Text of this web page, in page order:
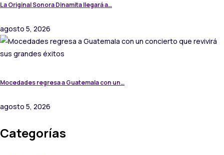
La Original Sonora Dinamita llegará a…
agosto 5, 2026
Mocedades regresa a Guatemala con un…
agosto 5, 2026
Categorías